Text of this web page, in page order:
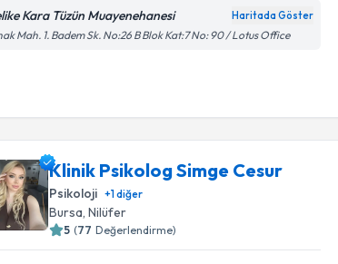
Kara Tüzün Muayenehanesi Haritada Göster
Mah. 1. Badem Sk. No:26 B Blok Kat:7 No: 90 / Lotus Office
Klinik Psikolog Simge Cesur
Psikoloji +1diğer
Bursa, Nilüfer
5 (77 Değerlendirme)